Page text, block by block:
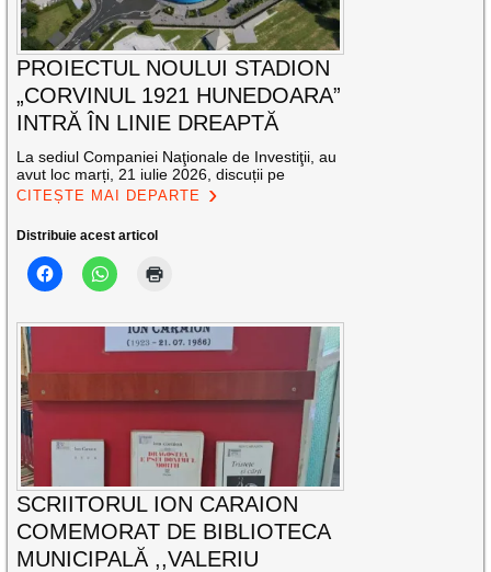
PROIECTUL NOULUI STADION
„CORVINUL 1921 HUNEDOARA”
INTRĂ ÎN LINIE DREAPTĂ
La sediul Companiei Naţionale de Investiţii, au
avut loc marți, 21 iulie 2026, discuții pe
CITEȘTE MAI DEPARTE
Distribuie acest articol
SCRIITORUL ION CARAION
COMEMORAT DE BIBLIOTECA
MUNICIPALĂ ,,VALERIU